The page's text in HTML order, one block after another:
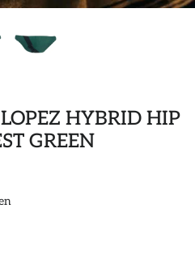
HYBRID HIP
GREEN